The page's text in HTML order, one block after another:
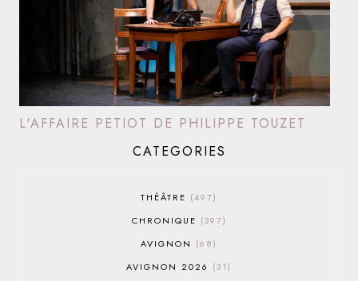
L'AFFAIRE PETIOT DE PHILIPPE TOUZET
CATEGORIES
THÉÂTRE
497
CHRONIQUE
397
AVIGNON
68
AVIGNON 2026
31